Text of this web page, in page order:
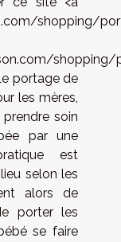
shopping/
shopping/
portage de
les mères,
prendre soin
par une
est
selon les
alors de
porter les
se faire